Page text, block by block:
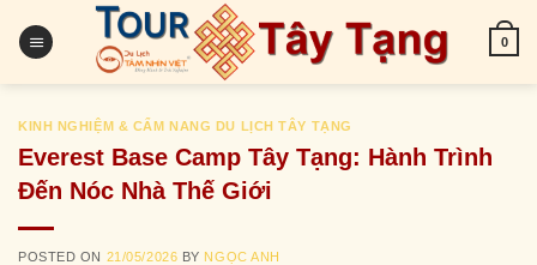
0
KINH NGHIỆM & CẨM NANG DU LỊCH TÂY TẠNG
Everest Base Camp Tây Tạng: Hành Trình
Đến Nóc Nhà Thế Giới
POSTED ON 21/05/2026 BY NGỌC ANH